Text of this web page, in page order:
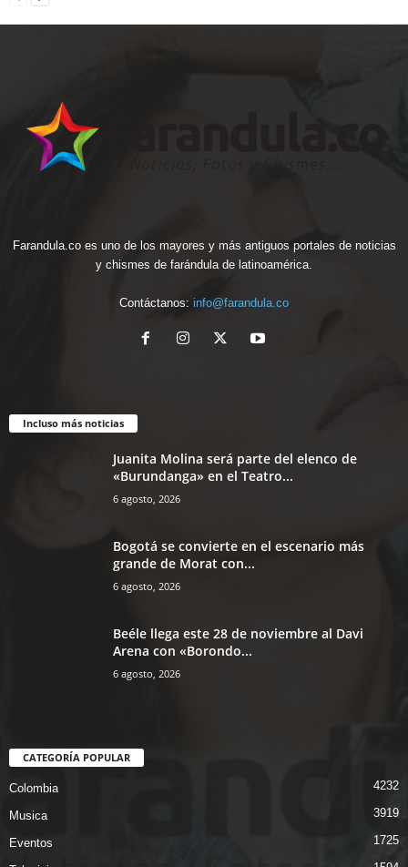
Farandula.co es uno de los mayores y más antiguos portales de noticias
y chismes de farándula de latinoamérica.
Contáctanos: info@farandula.co
Incluso más noticias
Juanita Molina será parte del elenco de
«Burundanga» en el Teatro...
6 agosto, 2026
Bogotá se convierte en el escenario más
grande de Morat con...
6 agosto, 2026
Beéle llega este 28 de noviembre al Davi
Arena con «Borondo...
6 agosto, 2026
CATEGORÍA POPULAR
Colombia 4232
Musica 3919
Eventos 1725